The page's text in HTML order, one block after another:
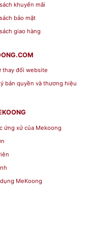
[caption
khuyến mãi
bảo mật
giao hàng
thay đổi website
bản quyền và thương hiệu
ứng xử của Mekoong
MeKoong